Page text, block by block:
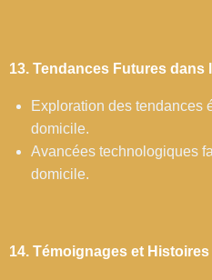
13. Tendances Futures dans
Exploration des tendances
domicile.
Avancées technologiques
domicile.
14. Témoignages et